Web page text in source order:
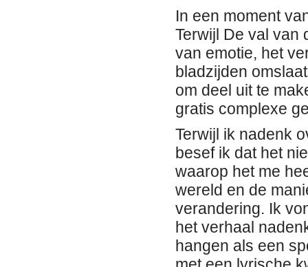
In een moment
Terwijl De val van
van emotie, het
bladzijden
om deel uit te
gratis complexe
Terwijl ik nadenk
besef ik dat het
waarop het me
wereld en de
verandering. Ik
het verhaal
hangen als een